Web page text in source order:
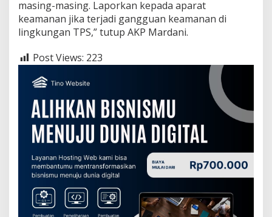
masing-masing. Laporkan kepada aparat
keamanan jika terjadi gangguan keamanan di
lingkungan TPS,” tutup AKP Mardani.
Post Views: 223